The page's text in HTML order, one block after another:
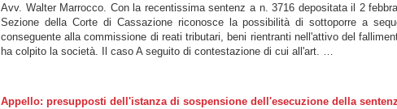
Avv. Walter Marrocco. Con la recentissima sentenz a n. 3716 depositata il 2
Sezione della Corte di Cassazione riconosce la possibilità di sottoporre a
conseguente alla commissione di reati tributari, beni rientranti nell'attivo del
ha colpito la società. Il caso A seguito di contestazione di cui all'art. …
Appello: presupposti dell'istanza di sospensione dell'esecuzione della